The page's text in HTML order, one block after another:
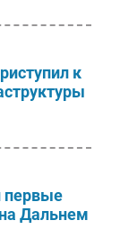
к
первые
Дальнем